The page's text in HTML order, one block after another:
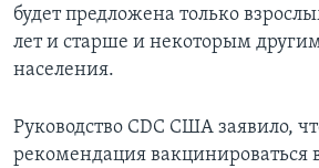
будет предложена только
лет и старше и некоторым
населения.
Руководство CDC США заявило,
рекомендация вакцинироваться